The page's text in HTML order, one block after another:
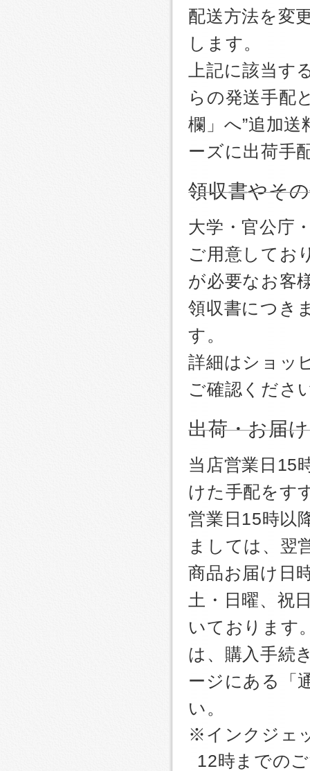
配送方法を変
します。
上記に該当
らの発送手配
欄」へ”追加
ーズに出荷手
領収書やそ
大学・官公庁
ご用意してお
が必要なお客
領収書につき
す。
詳細はショッ
ご確認くださ
出荷・お届
当店営業日15
けた手配をす
営業日15時以
ましては、翌
商品お届け日
土・日曜、祝
いております
は、購入手続
ージにある「
い。
※インクジェ
12時までの